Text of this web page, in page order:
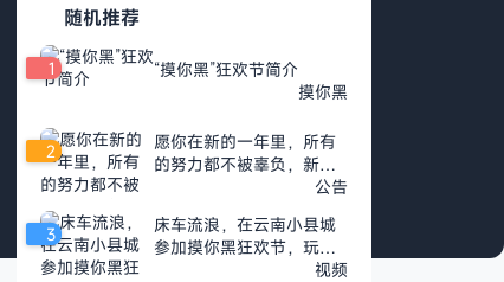
随机推荐
1
“摸你黑”狂欢节简介
摸你黑
2
愿你在新的一年里，所有
的努力都不被辜负，新年
公告
3
床车流浪，在云南小县城
参加摸你黑狂欢节，玩泥
视频